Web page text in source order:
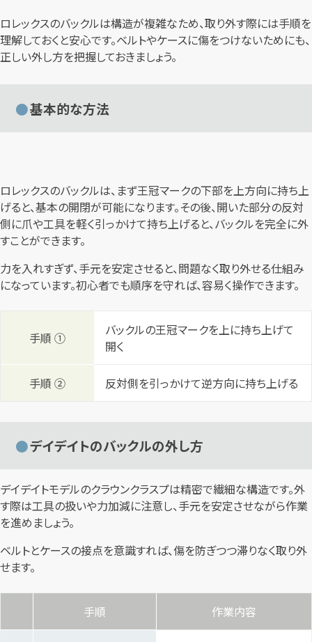
ロレックスのバックルは構造が複雑なため、取り外す際には手順を
理解しておくと安心です。ベルトやケースに傷をつけないためにも、
正しい外し方を把握しておきましょう。
基本的な方法
ロレックスのバックルは、まず王冠マークの下部を上方向に持ち上
げると、基本の開閉が可能になります。その後、開いた部分の反対
側に爪や工具を軽く引っかけて持ち上げると、バックルを完全に外
すことができます。
力を入れすぎず、手元を安定させると、問題なく取り外せる仕組み
になっています。初心者でも順序を守れば、容易く操作できます。
手順 ①
バックルの王冠マークを上に持ち上げて
開く
手順 ② 反対側を引っかけて逆方向に持ち上げる
デイデイトのバックルの外し方
デイデイトモデルのクラウンクラスプは精密で繊細な構造です。外
す際は工具の扱いや力加減に注意し、手元を安定させながら作業
を進めましょう。
ベルトとケースの接点を意識すれば、傷を防ぎつつ滞りなく取り外
せます。
手順 作業内容